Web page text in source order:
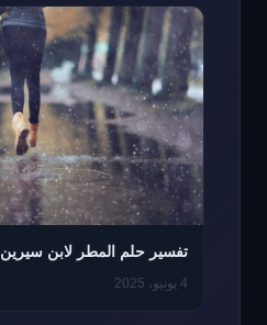
تفسير حلم المطر لابن سيرين
4 يونيو، 2025